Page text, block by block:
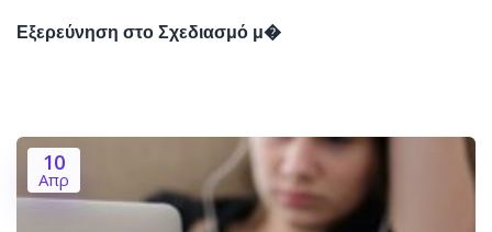
Εξερεύνηση στο Σχεδιασμό μ�
10
Απρ